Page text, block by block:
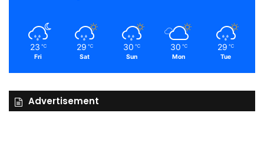
23 ℃
Fri
29 ℃
Sat
30 ℃
Sun
30 ℃
Mon
29 ℃
Tue
Advertisement